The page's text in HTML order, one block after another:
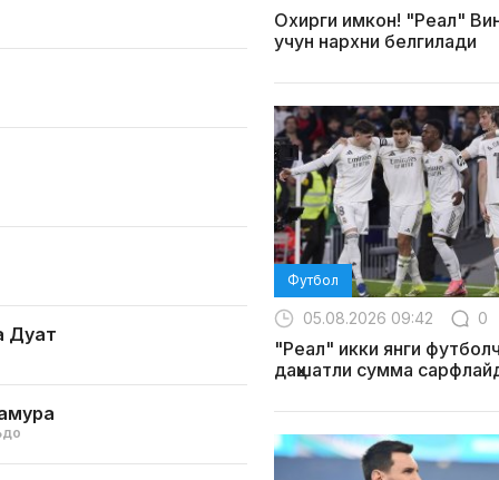
Дуат
Охирги имкон! "Реал"
учун нархни белгилади
Футбол
05.08.2026 09:42 0
"Реал" икки янги
даҳшатли сумма